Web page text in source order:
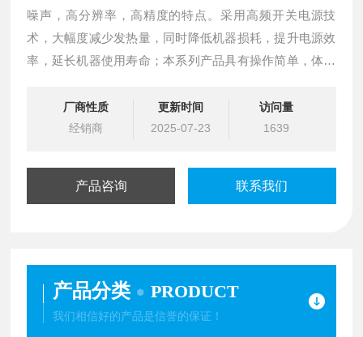
噪声，高分辨率，高精度的特点。采用高频开关电源技
术，大幅度减少发热量，同时降低机器损耗，提升电源效
率，延长机器使用寿命；本系列产品具有操作简单，体积
出、定时器等高阶软件功能，以满足工业数字化的需求；
本产品主要应用于需要输出电压或电流可调的逻辑电路场
厂商性质
经销商
更新时间
2025-07-23
访问量
1639
产品咨询 联系我们
产品分类 PRODUCT
我们相信好的产品是信誉的保证！